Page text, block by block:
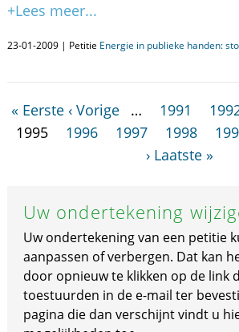
+Lees meer...
23-01-2009 | Petitie Energie in publieke handen:
« Eerste ‹ Vorige … 1991
1995
1996 1997 1998
› Laatste »
Uw ondertekening
Uw ondertekening van een petitie
aanpassen of verbergen. Dat kan
door opnieuw te klikken op de link
toestuurden in de e-mail ter
pagina die dan verschijnt vindt u